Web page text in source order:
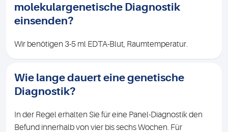
molekulargenetische Diagnostik
einsenden?
Wir benötigen 3-5 ml EDTA-Blut, Raumtemperatur.
Wie lange dauert eine genetische
Diagnostik?
In der Regel erhalten Sie für eine Panel-Diagnostik den
Befund innerhalb von vier bis sechs Wochen. Für